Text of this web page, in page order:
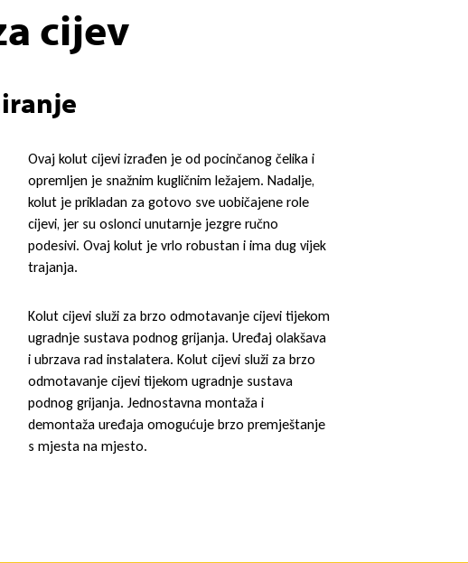
cijev
Ovaj kolut cijevi izrađen je od pocinčanog čelika i
opremljen je snažnim kugličnim ležajem. Nadalje,
kolut je prikladan za gotovo sve uobičajene role
cijevi, jer su oslonci unutarnje jezgre ručno
podesivi. Ovaj kolut je vrlo robustan i ima dug vijek
trajanja.
Kolut cijevi služi za brzo odmotavanje cijevi tijekom
ugradnje sustava podnog grijanja. Uređaj olakšava
i ubrzava rad instalatera. Kolut cijevi služi za brzo
odmotavanje cijevi tijekom ugradnje sustava
podnog grijanja. Jednostavna montaža i
demontaža uređaja omogućuje brzo premještanje
s mjesta na mjesto.